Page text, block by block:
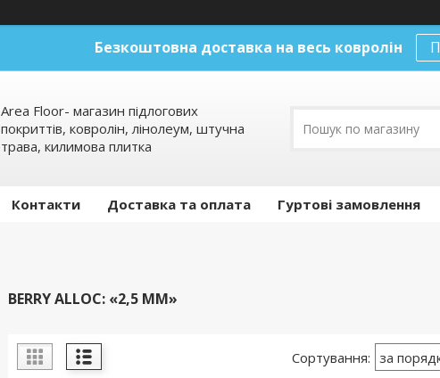
Безкоштовна доставка на весь ковролін
Area Floor- магазин підлогових
покриттів, ковролін, лінолеум, штучна
трава, килимова плитка
Контакти Доставка та оплата Гуртові замовлення
BERRY ALLOC: «2,5 ММ»